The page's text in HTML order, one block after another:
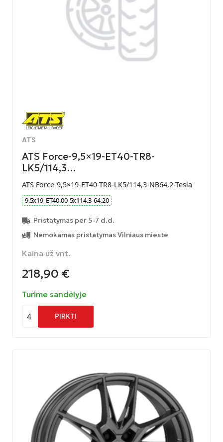
ATS
ATS Force-9,5×19-ET40-TR8-
LK5/114,3…
ATS Force-9,5×19-ET40-TR8-LK5/114,3-NB64,2-Tesla
9.5x19 ET40.00 5x114.3 64.20
Pristatymas per 5-7 d.d.
Nemokamas pristatymas Vilniaus mieste
Kaina už vnt.
218,90 €
Turime sandėlyje
4 PIRKTI